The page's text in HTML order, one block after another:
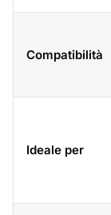
Compatibilità
Ideale per